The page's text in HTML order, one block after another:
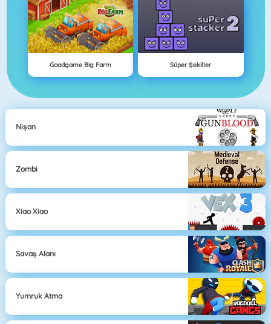
Goodgame Big Farm Süper Şekiller
Nişan
Zombi
Xiao Xiao
Savaş Alanı
Yumruk Atma